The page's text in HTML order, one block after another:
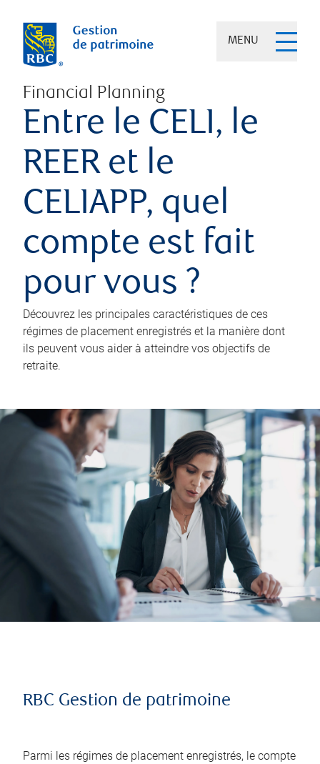
MENU
Financial Planning
Entre le CELI, le
REER et le
CELIAPP, quel
compte est fait
pour vous ?
Découvrez les principales caractéristiques de ces
régimes de placement enregistrés et la manière dont
ils peuvent vous aider à atteindre vos objectifs de
retraite.
RBC Gestion de patrimoine
Parmi les régimes de placement enregistrés, le compte